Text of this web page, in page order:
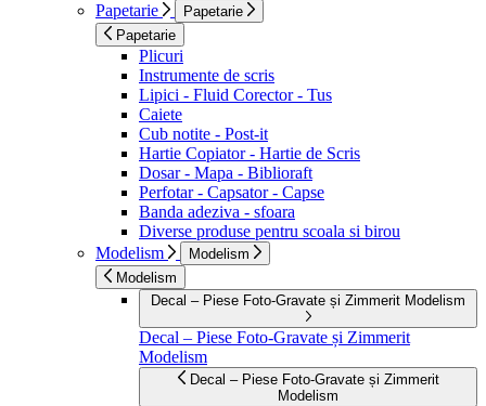
Papetarie
Papetarie
Papetarie
Plicuri
Instrumente de scris
Lipici - Fluid Corector - Tus
Caiete
Cub notite - Post-it
Hartie Copiator - Hartie de Scris
Dosar - Mapa - Biblioraft
Perfotar - Capsator - Capse
Banda adeziva - sfoara
Diverse produse pentru scoala si birou
Modelism
Modelism
Modelism
Decal – Piese Foto-Gravate și Zimmerit Modelism
Decal – Piese Foto-Gravate și Zimmerit
Modelism
Decal – Piese Foto-Gravate și Zimmerit
Modelism